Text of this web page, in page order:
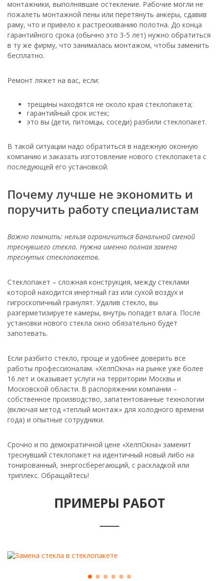
монтажники, выполнявшие остекление. Рабочие могли не
пожалеть монтажной пены или перетянуть анкеры, сдавив
раму, что и привело к растрескиванию полотна. До конца
гарантийного срока (обычно это 3-5 лет) нужно обратиться
в ту же фирму, что занималась монтажом, чтобы заменить
бесплатно.
Ремонт ляжет на вас, если:
трещины находятся не около края стеклопакета;
гарантийный срок истек;
это вы (дети, питомцы, соседи) разбили стеклопакет.
В такой ситуации надо обратиться в надежную оконную
компанию и заказать изготовление нового стеклопакета с
последующей его установкой.
Почему лучше не экономить и
поручить работу специалистам
Важно помнить: нельзя ограничиться банальной сменой
треснувшего стекла. Нужна именно полная замена
треснутых стеклопакетов.
Стеклопакет – сложная конструкция, между стеклами
которой находится инертный газ или сухой воздух и
гигроскопичный гранулят. Удалив стекло, вы
разгерметизируете камеры, внутрь попадет влага. После
установки нового стекла окно обязательно будет
запотевать.
Если разбито стекло, проще и удобнее доверить все
работы профессионалам. «ХелпОкна» на рынке уже более
16 лет и оказывает услуги на территории Москвы и
Московской области. В распоряжении компании –
собственное производство, запатентованные технологии
(включая метод «теплый монтаж» для холодного времени
года) и опытные сотрудники.
Срочно и по демократичной цене «ХелпОкна» заменит
треснувший стеклопакет на идентичный новый либо на
тонированный, энергосберегающий, с раскладкой или
триплекс. Обращайтесь!
ПРИМЕРЫ РАБОТ